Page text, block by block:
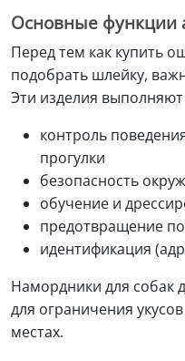
Основные функции
Перед тем как купить
подобрать шлейку,
Эти изделия
контроль
прогулки
безопасность
обучение и
предотвращение
идентификация
Намордники для собак
для ограничения
местах.